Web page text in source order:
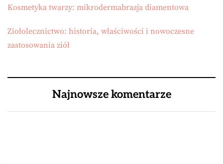
Kosmetyka twarzy: mikrodermabrazja diamentowa
Ziołolecznictwo: historia, właściwości i nowoczesne
zastosowania ziół
Najnowsze komentarze